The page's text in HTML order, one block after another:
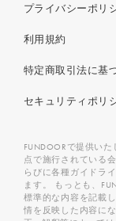
プライバシーポリ
利用規約
特定商取引法に基
セキュリティポリ
FUNDOORで提供い
点で施行されている
らびに各種ガイドラ
ます。 もっとも、
標準的な内容を記載
情を反映した内容に